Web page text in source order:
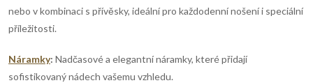
p
i
s
nebo v kombinaci s přívěsky, ideální pro každodenní nošení i speciální
příležitosti.
Náramky: Nadčasové a elegantní náramky, které přidají
sofistikovaný nádech vašemu vzhledu.